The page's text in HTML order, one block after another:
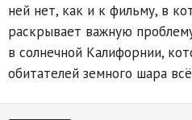
ней нет, как и к фильму, в
раскрывает важную
в солнечной Калифорнии,
обитателей земного шара